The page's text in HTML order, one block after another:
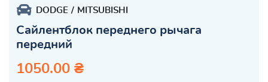
DODGE MITSUBISHI
Сайлентблок переднего рычага
передний
1050.00 ₴